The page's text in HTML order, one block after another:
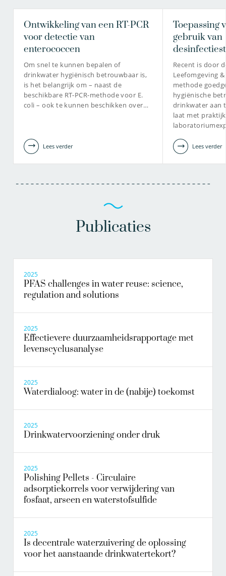
Ontwikkeling van een RT-PCR
voor detectie van
enterococcen
Om snel te kunnen bepalen of
drinkwater hygiënisch betrouwbaar is,
is het belangrijk om – naast de
beschikbare RT-PCR-methode voor E.
coli – ook te kunnen beschikken over…
Lees verder
Toepassing
gebruik van
Recent is door
Leefomgeving
methode
hygiënische
drinkwater aan
laat met
Lees verder
Publicaties
2025
PFAS challenges in water reuse: science,
regulation and solutions
2025
Effectievere duurzaamheidsrapportage met
levenscyclusanalyse
2025
Waterdialoog: water in de (nabije) toekomst
2025
Drinkwatervoorziening onder druk
2025
Polishing Pellets - Circulaire
adsorptiekorrels voor verwijdering van
fosfaat, arseen en waterstofsulfide
2025
Is decentrale waterzuivering de oplossing
voor het aanstaande drinkwatertekort?